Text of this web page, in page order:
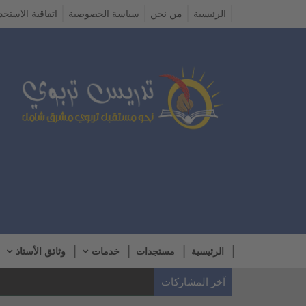
الرئيسية من نحن سياسة الخصوصية اتفاقية
الرئيسية مستجدات خدمات وثائق الأستاذ
آخر المشاركات